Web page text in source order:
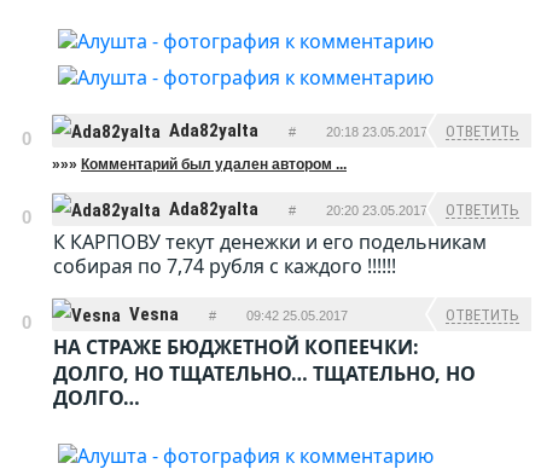
0 Ada82yalta # 20:18 23.05.2017 ОТВЕТИТЬ
»»» Комментарий был удален автором ...
0 Ada82yalta # 20:20 23.05.2017 ОТВЕТИТЬ
К КАРПОВУ текут денежки и его подельникам
собирая по 7,74 рубля с каждого !!!!!!
0 Vesna # 09:42 25.05.2017 ОТВЕТИТЬ
НА СТРАЖЕ БЮДЖЕТНОЙ КОПЕЕЧКИ:
ДОЛГО, НО ТЩАТЕЛЬНО… ТЩАТЕЛЬНО, НО
ДОЛГО…